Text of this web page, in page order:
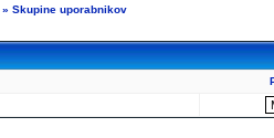
» Skupine uporabnikov